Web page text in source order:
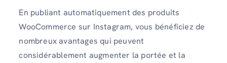
En publiant automatiquement des produits
WooCommerce sur Instagram, vous bénéficiez de
nombreux avantages qui peuvent
considérablement augmenter la portée et la